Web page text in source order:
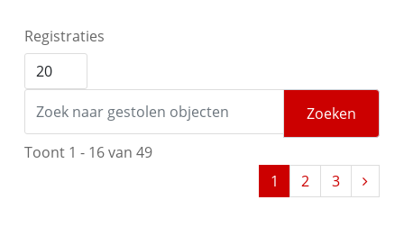
Registraties
Zoeken
Toont 1 - 16 van 49
1
2 3